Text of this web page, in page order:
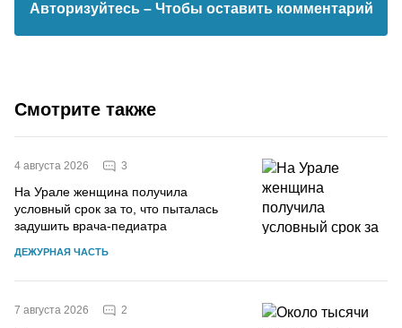
Авторизуйтесь – Чтобы оставить комментарий
Смотрите также
4 августа 2026 3
На Урале женщина получила
условный срок за то, что пыталась
задушить врача-педиатра
ДЕЖУРНАЯ ЧАСТЬ
7 августа 2026 2